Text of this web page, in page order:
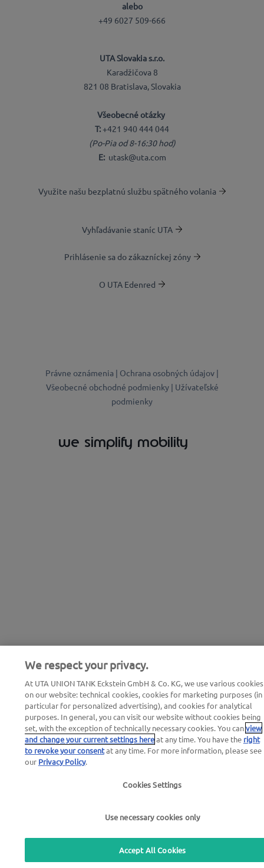
alebo
+49 6027 509-666
UTA Slovakia s.r.o.
Karadžičova 8
821 08 Bratislava, Slovakia
Všeobecné otázky
T:+421 940 444 044
(Po-Pia od 8-16:30 hod)
E: utask@uta.com
Využite našu bezplatnú službu spätného volania
Vyhľadávanie staníc UTA
Prihlásenie sa do zákazníckej zóny
O UTA Edenred
Právne oznámenia | Ochrana osobných údajov |
Všeobecné obchodné podmienky | Užívateľské
podmienky
we simplify mobility
We respect your privacy.
At UTA UNION TANK Eckstein GmbH & Co. KG, we use various cookies
on our website: technical cookies, cookies for marketing purposes (in
particular for personalized advertising), and cookies for analytical
purposes. In general, you can visit our website without cookies being
set, with the exception of technically necessary cookies. You canview
and change your current settings hereat any time. You have the right
to revoke your consentat any time. For more information, please see
our Privacy Policy.
Cookies Settings
Use necessary cookies only
Accept All Cookies